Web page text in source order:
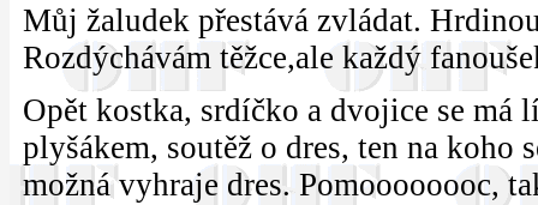
Můj žaludek přestává zvládat.
Rozdýchávám těžce,ale každý
Opět kostka, srdíčko a dvojice se má
plyšákem, soutěž o dres, ten na koho
možná vyhraje dres. Pomoooooooc,